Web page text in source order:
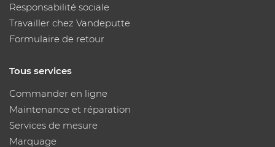
Responsabilité sociale
Travailler chez Vandeputte
Formulaire de retour
Tous services
Commander en ligne
Maintenance et réparation
Services de mesure
Marquage